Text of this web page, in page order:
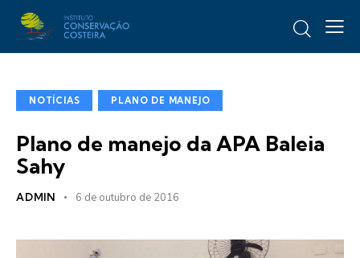
NOTÍCIAS PLANO DE MANEJO
Plano de manejo da APA Baleia
Sahy
ADMIN 6 de outubro de 2016